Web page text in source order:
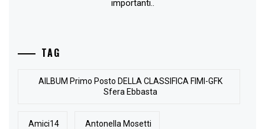
importanti..
TAG
AlLBUM Primo Posto DELLA CLASSIFICA FIMI-GFK
Sfera Ebbasta
Amici14 Antonella Mosetti